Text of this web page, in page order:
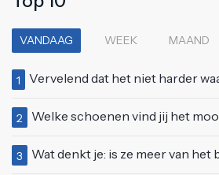
VANDAAG WEEK MAAND
1 Vervelend dat het niet harder
2 Welke schoenen vind jij het
3 Wat denkt je: is ze meer van het badpak of